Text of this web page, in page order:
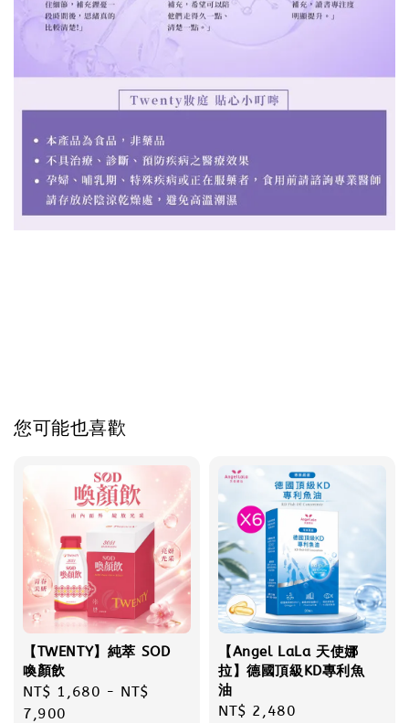
您可能也喜歡
【TWENTY】純萃 SOD
喚顏飲
Regular
price
NT$ 1,680 - NT$
7,900
【Angel LaLa 天使娜
拉】德國頂級KD專利魚
油
Regular
NT$ 2,480